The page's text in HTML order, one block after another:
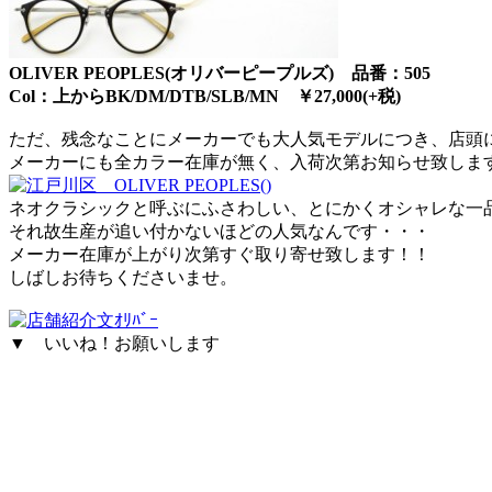
OLIVER PEOPLES(オリバーピープルズ) 品番：505
Col：上からBK/DM/DTB/SLB/MN ￥27,000(+税)
ただ、残念なことにメーカーでも大人気モデルにつき、店頭
メーカーにも全カラー在庫が無く、入荷次第お知らせ致しま
ネオクラシックと呼ぶにふさわしい、とにかくオシャレな一
それ故生産が追い付かないほどの人気なんです・・・
メーカー在庫が上がり次第すぐ取り寄せ致します！！
しばしお待ちくださいませ。
▼ いいね！お願いします